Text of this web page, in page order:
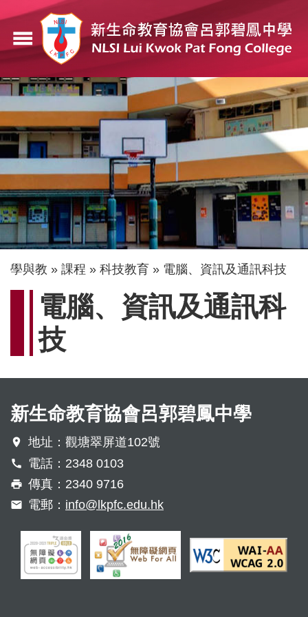
主
內
容
menu
導
航
學與教 課程 科技教育 電腦、資訊及通訊科技
電腦、資訊及通訊科
技
新生命教育協會呂郭碧鳳中學
地址：觀塘翠屏道102號
電話：2348 0103
傳真：2340 9716
電郵： info@lkpfc.edu.hk